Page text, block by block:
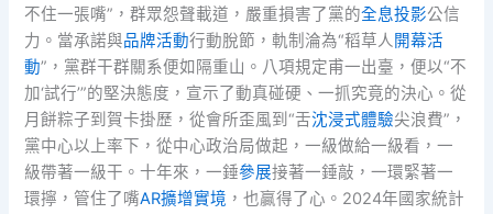
不住一張嘴”，群眾怨聲載道，嚴重損害了黨的全息投影公信
力。當承諾與品牌活動行動脫節，軌制淪為“稻草人開幕活
動”，黨群干群關系便如隔重山。八項規定甫一出臺，便以“不
加‘試行’”的堅決態度，宣示了動真碰硬、一抓究竟的決心。從
月餅粽子到賀卡掛歷，從會所歪風到“舌沈浸式體驗尖浪費”，
黨中心以上率下，從中心政治局做起，一級做給一級看，一
級帶著一級干。十年來，一錘參展接著一錘敲，一環緊著一
環擰，管住了嘴AR擴增實境 ，也贏得了心。2024年國家統計